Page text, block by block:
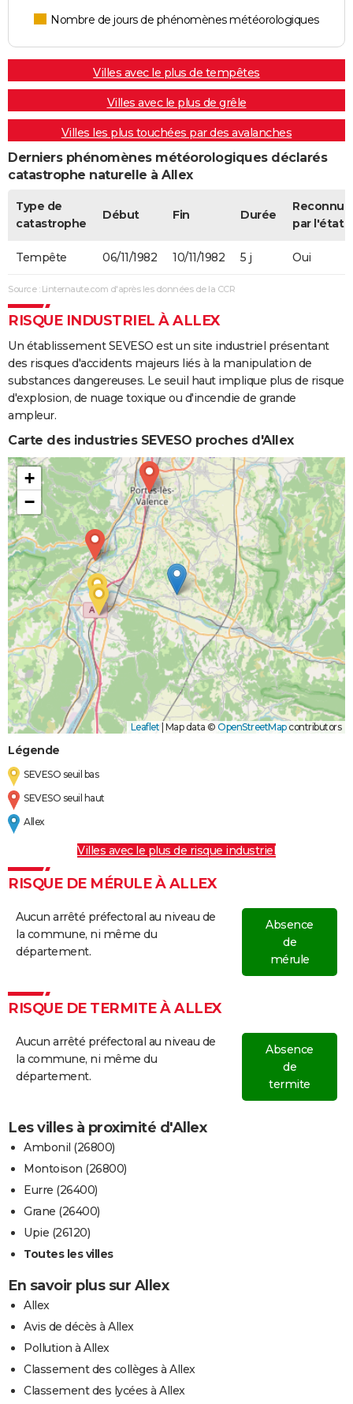
Nombre de jours de phénomènes météorologiques
Villes avec le plus de tempêtes
Villes avec le plus de grêle
Villes les plus touchées par des avalanches
Derniers phénomènes météorologiques déclarés
catastrophe naturelle à Allex
Type de
catastrophe
Début Fin Durée
Reconnue
par l'état
Tempête 06/11/1982 10/11/1982 5 j Oui
Source : Linternaute.com d'après les données de la CCR
RISQUE INDUSTRIEL À ALLEX
Un établissement SEVESO est un site industriel présentant
des risques d'accidents majeurs liés à la manipulation de
substances dangereuses. Le seuil haut implique plus de risque
d'explosion, de nuage toxique ou d'incendie de grande
ampleur.
Carte des industries SEVESO proches d'Allex
+
−
Leaflet Map data © OpenStreetMapcontributors
Légende
SEVESO seuil bas
SEVESO seuil haut
Allex
Villes avec le plus de risque industriel
RISQUE DE MÉRULE À ALLEX
Aucun arrêté préfectoral au niveau de
la commune, ni même du
département.
Absence
de
mérule
RISQUE DE TERMITE À ALLEX
Aucun arrêté préfectoral au niveau de
la commune, ni même du
département.
Absence
de
termite
Les villes à proximité d'Allex
Ambonil (26800)
Montoison (26800)
Eurre (26400)
Grane (26400)
Upie (26120)
Toutes les villes
En savoir plus sur Allex
Allex
Avis de décès à Allex
Pollution à Allex
Classement des collèges à Allex
Classement des lycées à Allex